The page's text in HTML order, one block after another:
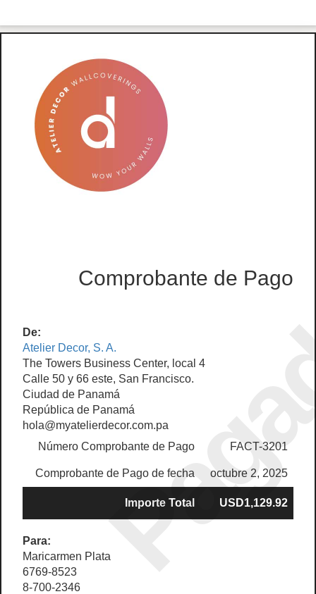
Comprobante de Pago
De:
Atelier Decor, S. A.
The Towers Business Center, local 4
Calle 50 y 66 este, San Francisco.
Ciudad de Panamá
República de Panamá
hola@myatelierdecor.com.pa
Número Comprobante de Pago
FACT-3201
Comprobante de Pago de fecha octubre 2, 2025
Importe Total USD1,129.92
Para:
Maricarmen Plata
6769-8523
8-700-2346